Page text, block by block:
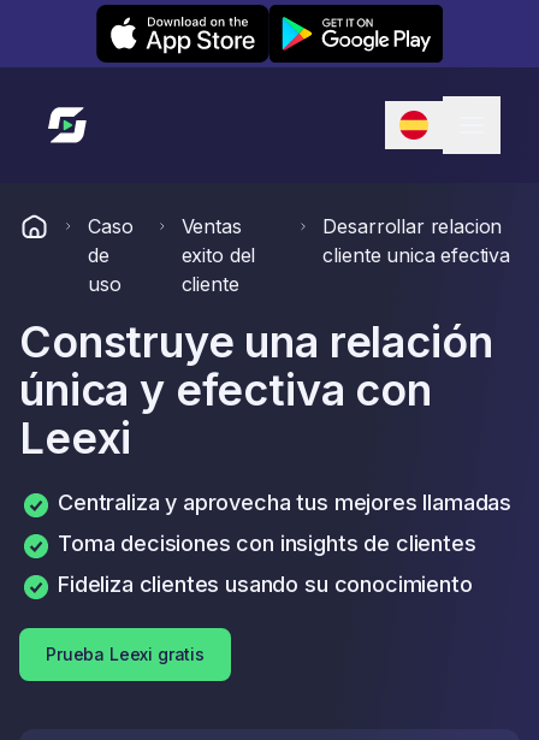
Leexi on iOS Leexi on Android
Enlace a la página de inicio
Caso
de
uso
Ventas
exito del
cliente
Desarrollar relacion
cliente unica efectiva
Construye una relación
única y efectiva con
Leexi
Centraliza y aprovecha tus mejores llamadas
Toma decisiones con insights de clientes
Fideliza clientes usando su conocimiento
Prueba Leexi gratis